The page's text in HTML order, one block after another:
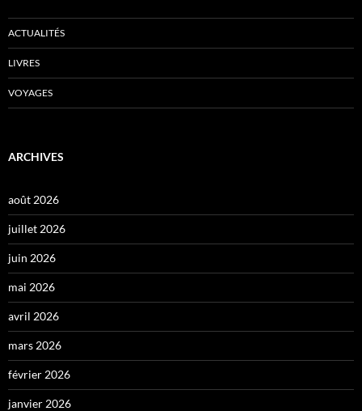
ACTUALITÉS
LIVRES
VOYAGES
ARCHIVES
août 2026
juillet 2026
juin 2026
mai 2026
avril 2026
mars 2026
février 2026
janvier 2026